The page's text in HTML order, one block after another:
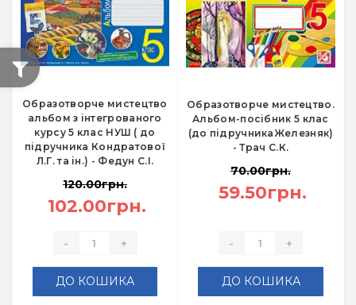
Образотворче мистецтво
альбом з інтегрованого
курсу 5 клас НУШ ( до
підручника Кондратової
Л.Г. та ін.) - Федун С.І.
120.00грн.
102.00грн.
- +
ДО КОШИКА
Образотворче мистецтво.
Альбом-посібник 5 клас
(до підручникаЖелезняк)
- Трач С.К.
70.00грн.
59.50грн.
- +
ДО КОШИКА